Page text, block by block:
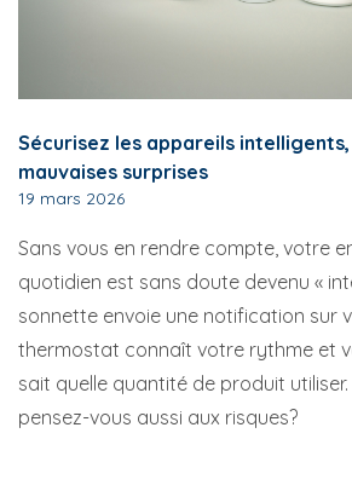
Sécurisez les appareils
mauvaises surprises
19 mars 2026
Sans vous en rendre compte, votre
quotidien est sans doute devenu «
sonnette envoie une notification sur
thermostat connaît votre rythme et
sait quelle quantité de produit
pensez-vous aussi aux risques?